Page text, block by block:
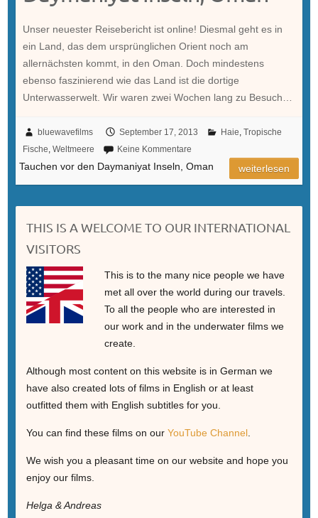
Unser neuester Reisebericht ist online! Diesmal geht es in
ein Land, das dem ursprünglichen Orient noch am
allernächsten kommt, in den Oman. Doch mindestens
ebenso faszinierend wie das Land ist die dortige
Unterwasserwelt. Wir waren zwei Wochen lang zu Besuch…
bluewavefilms September 17, 2013 Haie, Tropische
Fische, Weltmeere Keine Kommentare
Tauchen vor den Daymaniyat Inseln, Oman weiterlesen
THIS IS A WELCOME TO OUR INTERNATIONAL
VISITORS
This is to the many nice people we have
met all over the world during our travels.
To all the people who are interested in
our work and in the underwater films we
create.
Although most content on this website is in German we
have also created lots of films in English or at least
outfitted them with English subtitles for you.
You can find these films on our YouTube Channel.
We wish you a pleasant time on our website and hope you
enjoy our films.
Helga & Andreas